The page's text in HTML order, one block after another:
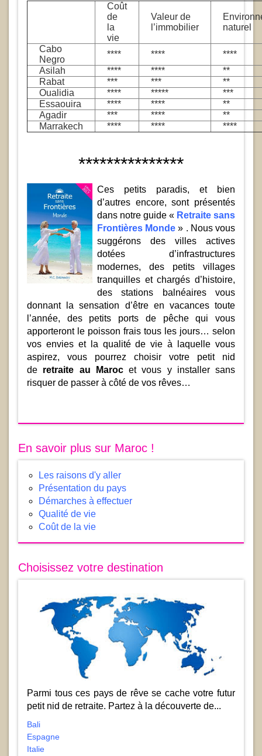
Coût
de
la
vie
Valeur de
l’immobilier
naturel
Cabo
Negro
**** ****
****
Asilah
**** ****
**
Rabat
*** ***
**
Oualidia
**** *****
***
Essaouira
**** ****
**
Agadir
*** ****
**
Marrakech
**** **** ****
***************
Ces petits paradis, et bien
d’autres encore, sont présentés
dans notre guide « Retraite sans
Frontières Monde » . Nous vous
suggérons des villes actives
dotées d’infrastructures
modernes, des petits villages
tranquilles et chargés d’histoire,
des stations balnéaires vous
donnant la sensation d’être en vacances toute
l’année, des petits ports de pêche qui vous
apporteront le poisson frais tous les jours… selon
vos envies et la qualité de vie à laquelle vous
aspirez, vous pourrez choisir votre petit nid
de retraite au Marocet vous y installer sans
risquer de passer à côté de vos rêves…
En savoir plus sur Maroc !
Les raisons d'y aller
Présentation du pays
Démarches à effectuer
Qualité de vie
Coût de la vie
Choisissez votre destination
Parmi tous ces pays de rêve se cache votre futur
petit nid de retraite. Partez à la découverte de...
Bali
Espagne
Italie